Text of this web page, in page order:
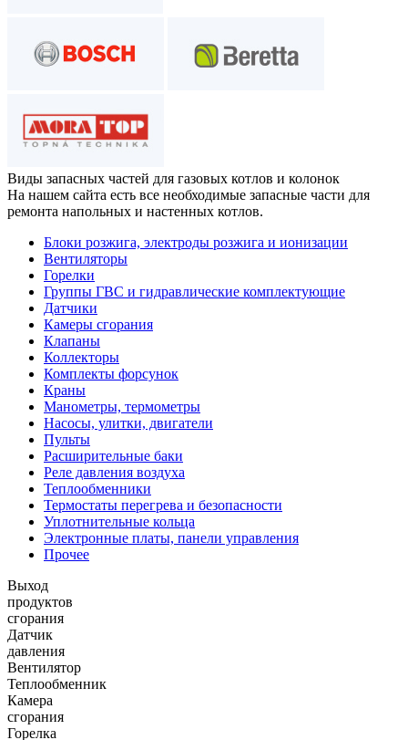
Виды запасных частей для газовых котлов и колонок
На нашем сайта есть все необходимые запасные части для
ремонта напольных и настенных котлов.
Блоки розжига, электроды розжига и ионизации
Вентиляторы
Горелки
Группы ГВС и гидравлические комплектующие
Датчики
Камеры сгорания
Клапаны
Коллекторы
Комплекты форсунок
Краны
Манометры, термометры
Насосы, улитки, двигатели
Пульты
Расширительные баки
Реле давления воздуха
Теплообменники
Термостаты перегрева и безопасности
Уплотнительные кольца
Электронные платы, панели управления
Прочее
Выход
продуктов
сгорания
Датчик
давления
Вентилятор
Теплообменник
Камера
сгорания
Горелка